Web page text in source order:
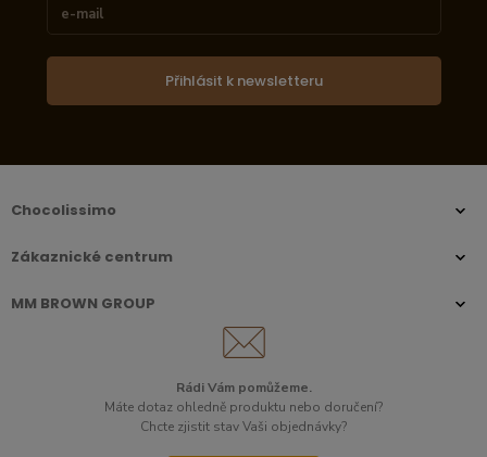
Přihlásit k newsletteru
Chocolissimo
Zákaznické centrum
MM BROWN GROUP
Rádi Vám pomůžeme.
Máte dotaz ohledně produktu nebo doručení?
Chcte zjistit stav Vaši objednávky?